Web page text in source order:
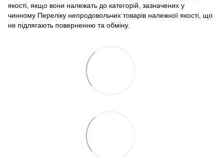
якості, якщо вони належать до категорій, зазначених у
чинному Переліку непродовольчих товарів належної якості, що
не підлягають поверненню та обміну.